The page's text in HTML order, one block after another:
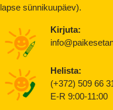
lapse sünnikuupäev).
Kirjuta:
Helista:
(+372) 509 66
E-R 9:00-11:00